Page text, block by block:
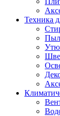
Техника